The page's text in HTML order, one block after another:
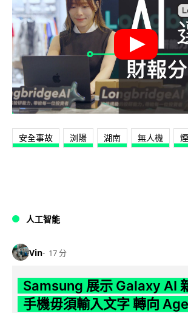
安全事故 浏陽 湖南 無人機
人工智能
Vin 17 分
Samsung 展示 Galaxy AI
手機毋須輸入文字 轉向